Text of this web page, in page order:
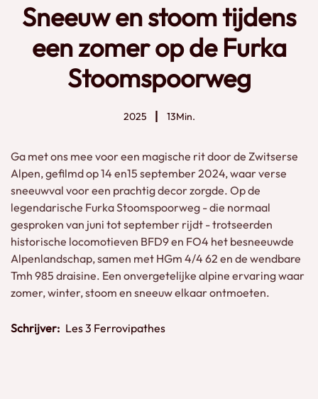
Sneeuw en stoom tijdens
een zomer op de Furka
Stoomspoorweg
2025 13Min.
Ga met ons mee voor een magische rit door de Zwitserse
Alpen, gefilmd op 14 en15 september 2024, waar verse
sneeuwval voor een prachtig decor zorgde. Op de
legendarische Furka Stoomspoorweg - die normaal
gesproken van juni tot september rijdt - trotseerden
historische locomotieven BFD9 en FO4 het besneeuwde
Alpenlandschap, samen met HGm 4/4 62 en de wendbare
Tmh 985 draisine. Een onvergetelijke alpine ervaring waar
zomer, winter, stoom en sneeuw elkaar ontmoeten.
Schrijver: Les 3 Ferrovipathes